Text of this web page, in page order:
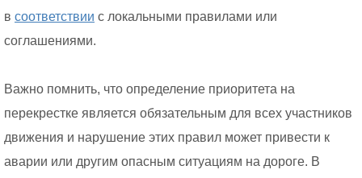
в соответствии с локальными правилами или
соглашениями.
Важно помнить, что определение приоритета на
перекрестке является обязательным для всех участников
движения и нарушение этих правил может привести к
аварии или другим опасным ситуациям на дороге. В